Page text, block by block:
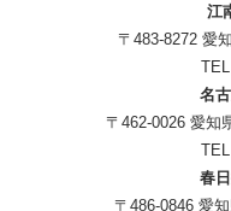
江
〒483-8272 愛
TEL
名
〒462-0026 愛知
TEL
春
〒486-0846 愛